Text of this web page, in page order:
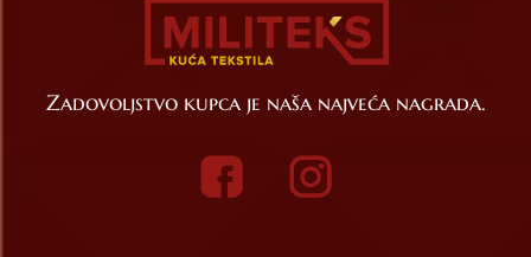
Zadovoljstvo kupca je naša najveća nagrada.